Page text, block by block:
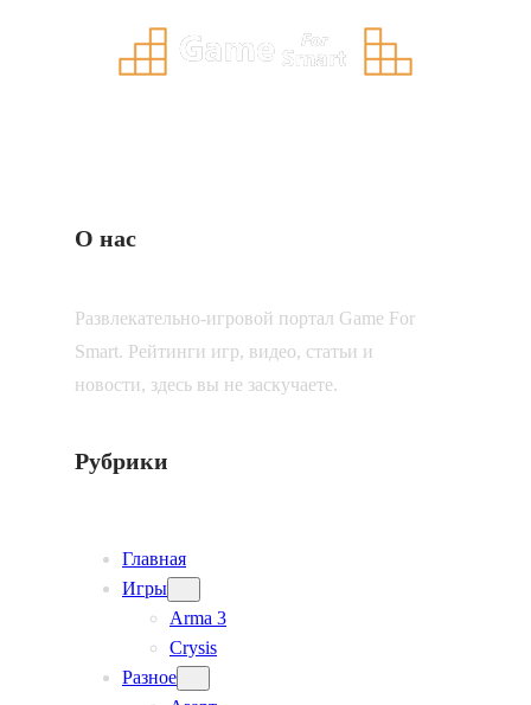
О нас
Развлекательно-игровой портал Game For
Smart. Рейтинги игр, видео, статьи и
новости, здесь вы не заскучаете.
Рубрики
Главная
Игры
Arma 3
Crysis
Разное